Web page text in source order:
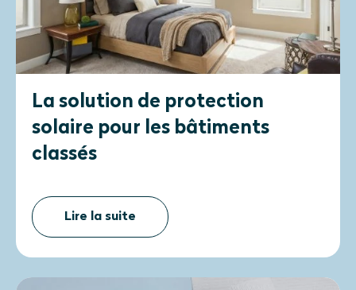
La solution de protection
solaire pour les bâtiments
classés
Lire la suite